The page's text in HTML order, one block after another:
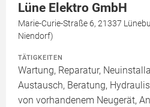
Lüne Elektro GmbH
Marie-Curie-Straße 6, 21337
Niendorf)
TÄTIGKEITEN
Wartung, Reparatur,
Austausch, Beratung,
von vorhandenem Neugerät,